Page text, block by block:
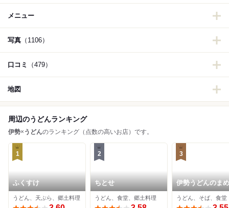
メニュー
写真 （1106）
口コミ （479）
地図
周辺のうどんランキング
伊勢× うどんのランキング（点数の高いお店）です。
1
ふくすけ
うどん、天ぷら、郷土料理
2
ちとせ
うどん、食堂、郷土料理
3
伊勢うどんのま
うどん、そば、食堂